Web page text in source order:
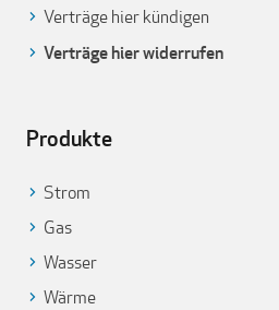
Verträge hier kündigen
Verträge hier widerrufen
Produkte
Strom
Gas
Wasser
Wärme